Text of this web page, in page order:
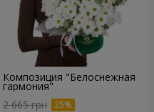
Композиция "Белоснежная
гармония"
2 665 грн